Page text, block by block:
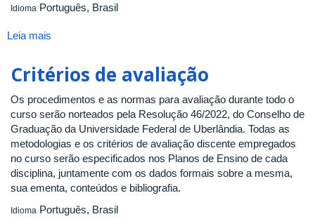
Idioma Português, Brasil
Leia mais
de
avaliação
Critérios de avaliação
Os procedimentos e as normas para avaliação durante todo o
curso serão norteados pela Resolução 46/2022, do Conselho de
Graduação da Universidade Federal de Uberlândia. Todas as
metodologias e os critérios de avaliação discente empregados
no curso serão especificados nos Planos de Ensino de cada
disciplina, juntamente com os dados formais sobre a mesma,
sua ementa, conteúdos e bibliografia.
Idioma Português, Brasil